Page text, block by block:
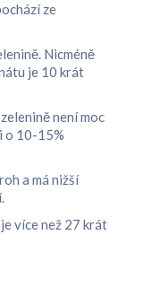
ze
Nicméně
je 10 krát
není moc
o 10-15%
a má nižší
více než 27 krát